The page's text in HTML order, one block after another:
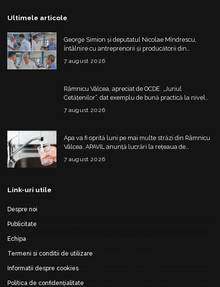
Ultimele articole
George Simion și deputatul Nicolae Mîndrescu,
întâlnire cu antreprenorii și producătorii din
Drăgășani
7 august 2026
Râmnicu Vâlcea, apreciat de OCDE. „Juriul
Cetățenilor”, dat exemplu de bună practică la nivel
european
7 august 2026
Apa va fi oprită luni pe mai multe străzi din Râmnicu
Vâlcea. APAVIL anunță lucrări la rețeaua de
alimentare
7 august 2026
Link-uri utile
Despre noi
Publicitate
Echipa
Termeni si conditii de utilizare
Informatii despre cookies
Politica de confidențialitate